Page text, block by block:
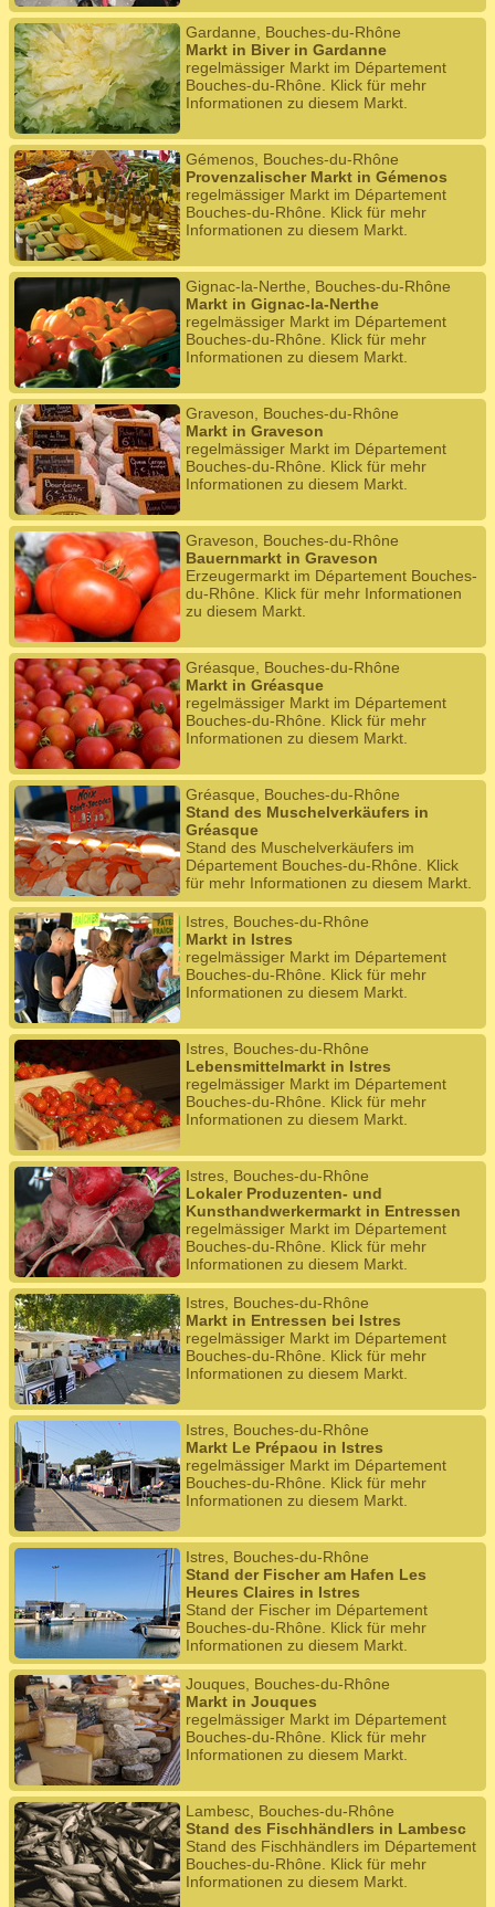
Gardanne, Bouches-du-Rhône
Markt in Biver in Gardanne
regelmässiger Markt im Département
Bouches-du-Rhône. Klick für mehr
Informationen zu diesem Markt.
Gémenos, Bouches-du-Rhône
Provenzalischer Markt in Gémenos
regelmässiger Markt im Département
Bouches-du-Rhône. Klick für mehr
Informationen zu diesem Markt.
Gignac-la-Nerthe, Bouches-du-Rhône
Markt in Gignac-la-Nerthe
regelmässiger Markt im Département
Bouches-du-Rhône. Klick für mehr
Informationen zu diesem Markt.
Graveson, Bouches-du-Rhône
Markt in Graveson
regelmässiger Markt im Département
Bouches-du-Rhône. Klick für mehr
Informationen zu diesem Markt.
Graveson, Bouches-du-Rhône
Bauernmarkt in Graveson
Erzeugermarkt im Département Bouches-
du-Rhône. Klick für mehr Informationen
zu diesem Markt.
Gréasque, Bouches-du-Rhône
Markt in Gréasque
regelmässiger Markt im Département
Bouches-du-Rhône. Klick für mehr
Informationen zu diesem Markt.
Gréasque, Bouches-du-Rhône
Stand des Muschelverkäufers in
Gréasque
Stand des Muschelverkäufers im
Département Bouches-du-Rhône. Klick
für mehr Informationen zu diesem Markt.
Istres, Bouches-du-Rhône
Markt in Istres
regelmässiger Markt im Département
Bouches-du-Rhône. Klick für mehr
Informationen zu diesem Markt.
Istres, Bouches-du-Rhône
Lebensmittelmarkt in Istres
regelmässiger Markt im Département
Bouches-du-Rhône. Klick für mehr
Informationen zu diesem Markt.
Istres, Bouches-du-Rhône
Lokaler Produzenten- und
Kunsthandwerkermarkt in Entressen
regelmässiger Markt im Département
Bouches-du-Rhône. Klick für mehr
Informationen zu diesem Markt.
Istres, Bouches-du-Rhône
Markt in Entressen bei Istres
regelmässiger Markt im Département
Bouches-du-Rhône. Klick für mehr
Informationen zu diesem Markt.
Istres, Bouches-du-Rhône
Markt Le Prépaou in Istres
regelmässiger Markt im Département
Bouches-du-Rhône. Klick für mehr
Informationen zu diesem Markt.
Istres, Bouches-du-Rhône
Stand der Fischer am Hafen Les
Heures Claires in Istres
Stand der Fischer im Département
Bouches-du-Rhône. Klick für mehr
Informationen zu diesem Markt.
Jouques, Bouches-du-Rhône
Markt in Jouques
regelmässiger Markt im Département
Bouches-du-Rhône. Klick für mehr
Informationen zu diesem Markt.
Lambesc, Bouches-du-Rhône
Stand des Fischhändlers in Lambesc
Stand des Fischhändlers im Département
Bouches-du-Rhône. Klick für mehr
Informationen zu diesem Markt.